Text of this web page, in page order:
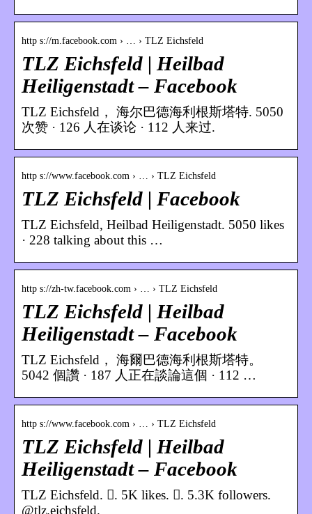
http s://m.facebook.com › … › TLZ Eichsfeld
TLZ Eichsfeld | Heilbad
Heiligenstadt – Facebook
TLZ Eichsfeld， 海尔巴德海利根斯塔特. 5050
次赞 · 126 人在谈论 · 112 人来过.
http s://www.facebook.com › … › TLZ Eichsfeld
TLZ Eichsfeld | Facebook
TLZ Eichsfeld, Heilbad Heiligenstadt. 5050 likes
· 228 talking about this …
http s://zh-tw.facebook.com › … › TLZ Eichsfeld
TLZ Eichsfeld | Heilbad
Heiligenstadt – Facebook
TLZ Eichsfeld， 海爾巴德海利根斯塔特。
5042 個讚 · 187 人正在談論這個 · 112 …
http s://www.facebook.com › … › TLZ Eichsfeld
TLZ Eichsfeld | Heilbad
Heiligenstadt – Facebook
TLZ Eichsfeld. 󱙄. 5K likes. 󱞋. 5.3K followers.
@tlz.eichsfeld.